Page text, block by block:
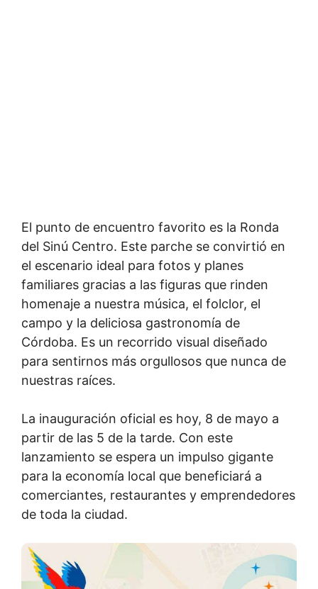
El punto de encuentro favorito es la Ronda
del Sinú Centro. Este parche se convirtió en
el escenario ideal para fotos y planes
familiares gracias a las figuras que rinden
homenaje a nuestra música, el folclor, el
campo y la deliciosa gastronomía de
Córdoba. Es un recorrido visual diseñado
para sentirnos más orgullosos que nunca de
nuestras raíces.
La inauguración oficial es hoy, 8 de mayo a
partir de las 5 de la tarde. Con este
lanzamiento se espera un impulso gigante
para la economía local que beneficiará a
comerciantes, restaurantes y emprendedores
de toda la ciudad.